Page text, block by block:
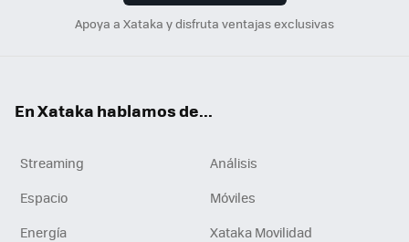
Apoya a Xataka y disfruta ventajas exclusivas
En Xataka hablamos de...
Streaming
Análisis
Espacio
Móviles
Energía
Xataka Movilidad